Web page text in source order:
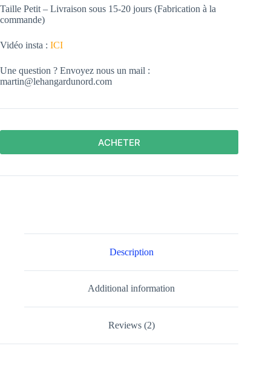
Taille Petit – Livraison sous 15-20 jours (Fabrication à la
commande)
Vidéo insta : ICI
Une question ? Envoyez nous un mail :
martin@lehangardunord.com
ACHETER
Description
Additional information
Reviews (2)